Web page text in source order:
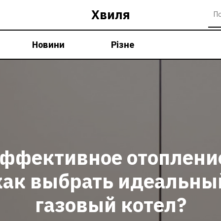
Хвиля
Новини Різне
выбрать
газовый котел?